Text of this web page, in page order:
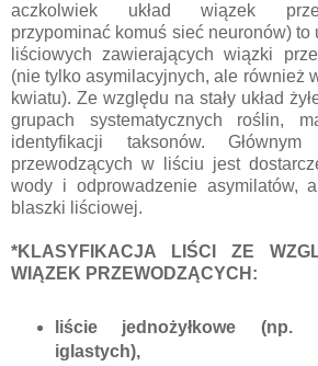
aczkolwiek układ wiązek
przypominać komuś sieć neuronów) to
liściowych zawierających wiązki
(nie tylko asymilacyjnych, ale również
kwiatu). Ze względu na stały układ
grupach systematycznych roślin,
identyfikacji taksonów.
przewodzących w liściu jest
wody i odprowadzenie asymilatów,
blaszki liściowej.
*KLASYFIKACJA LIŚCI ZE
WIĄZEK PRZEWODZĄCYCH:
liście jednożyłkowe (np.
iglastych),